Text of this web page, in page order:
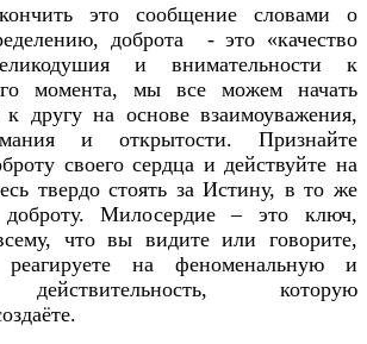
это сообщение словами о
доброта - это «качество
и внимательности к
момента, мы все можем начать
к другу на основе взаимоуважения,
и открытости. Признайте
своего сердца и действуйте на
твердо стоять за Истину, в то же
доброту. Милосердие – это ключ,
что вы видите или говорите,
на феноменальную и
действительность, которую